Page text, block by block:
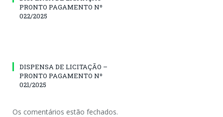
PRONTO PAGAMENTO Nº
022/2025
DISPENSA DE LICITAÇÃO –
PRONTO PAGAMENTO Nº
021/2025
Os comentários estão fechados.